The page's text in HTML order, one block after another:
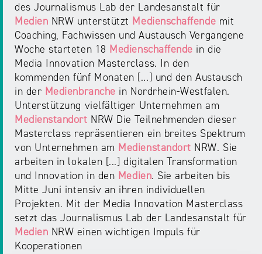
des Journalismus Lab der Landesanstalt für
Medien NRW unterstützt Medienschaffende mit
Coaching, Fachwissen und Austausch Vergangene
Woche starteten 18 Medienschaffende in die
Media Innovation Masterclass. In den
kommenden fünf Monaten [...] und den Austausch
in der Medienbranche in Nordrhein-Westfalen.
Unterstützung vielfältiger Unternehmen am
Medienstandort NRW Die Teilnehmenden dieser
Masterclass repräsentieren ein breites Spektrum
von Unternehmen am Medienstandort NRW. Sie
arbeiten in lokalen [...] digitalen Transformation
und Innovation in den Medien. Sie arbeiten bis
Mitte Juni intensiv an ihren individuellen
Projekten. Mit der Media Innovation Masterclass
setzt das Journalismus Lab der Landesanstalt für
Medien NRW einen wichtigen Impuls für
Kooperationen